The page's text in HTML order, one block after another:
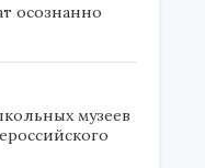
осознанно
музеев